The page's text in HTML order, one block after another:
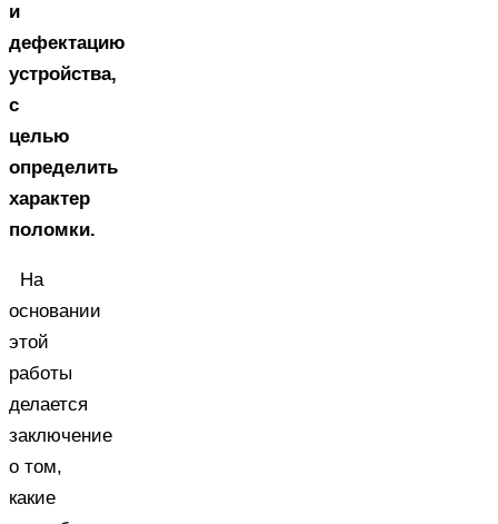
и
дефектацию
устройства,
с
целью
определить
характер
поломки.
На
основании
этой
работы
делается
заключение
о том,
какие